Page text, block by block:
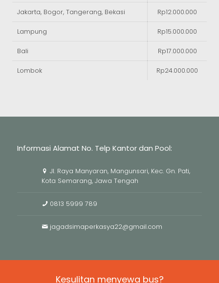
Jakarta, Bogor, Tangerang, Bekasi Rp12.000.000
Lampung Rp15.000.000
Bali Rp17.000.000
Lombok Rp24.000.000
Informasi Alamat No. Telp Kantor dan Pool:
Jl. Raya Manyaran, Mangunsari, Kec. Gn. Pati,
Kota Semarang, Jawa Tengah
0813 5999 789
jagadsimaperkasya22@gmail.com
Kesulitan menyewa bus?